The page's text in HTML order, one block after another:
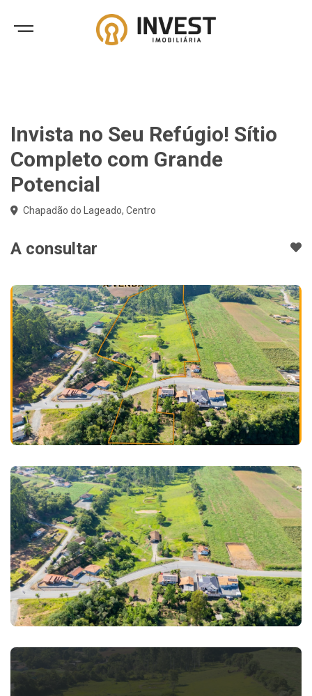
Invista no Seu Refúgio! Sítio
Completo com Grande
Potencial
Chapadão do Lageado, Centro
A consultar